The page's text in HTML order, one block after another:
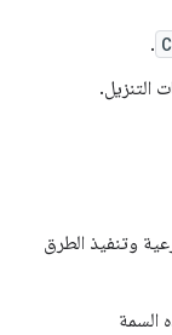
.
التنزيل.
وتنفيذ الطرق
السمة